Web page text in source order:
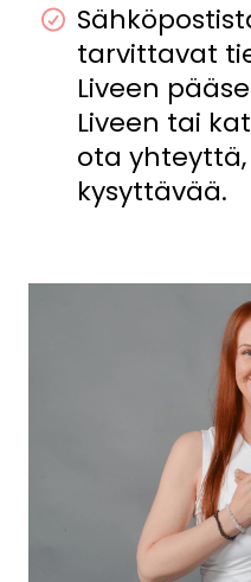
tarvittavat
Liveen
Liveen tai
ota
kysyttävää.